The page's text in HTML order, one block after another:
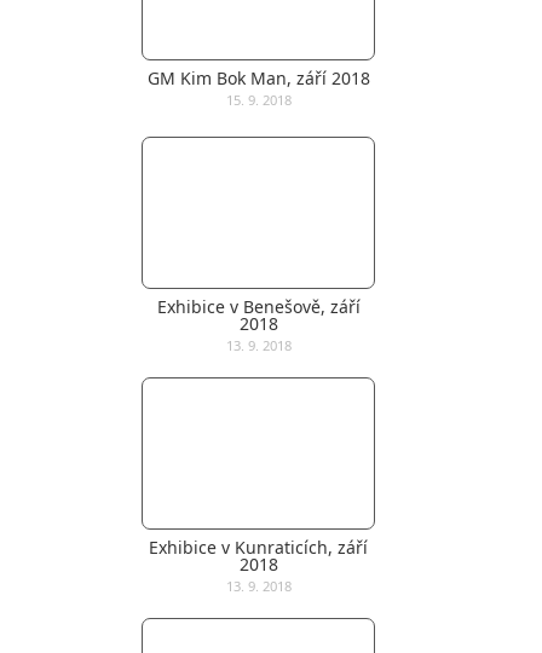
GM Kim Bok Man, září 2018
15. 9. 2018
Exhibice v Benešově, září
2018
13. 9. 2018
Exhibice v Kunraticích, září
2018
13. 9. 2018